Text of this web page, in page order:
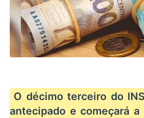
O décimo terceiro do
antecipado e começará a